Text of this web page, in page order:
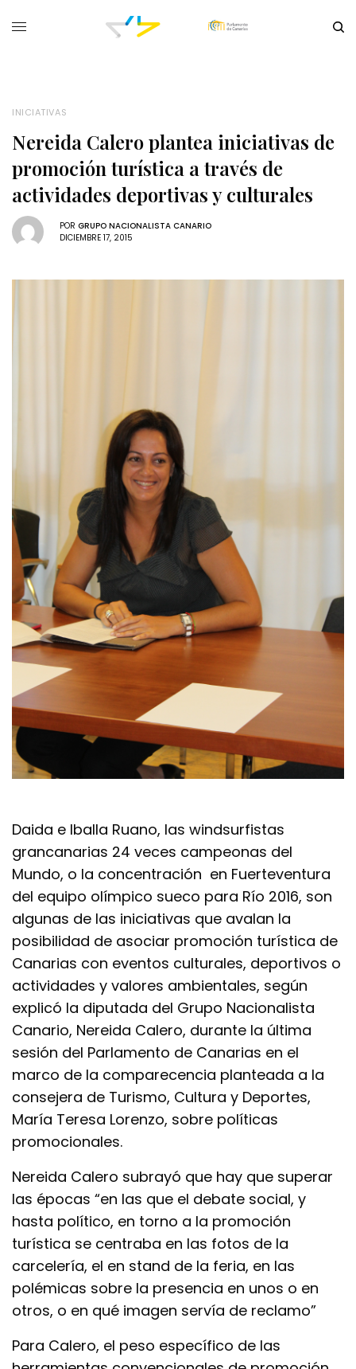
INICIATIVAS
Nereida Calero plantea iniciativas de
promoción turística a través de
actividades deportivas y culturales
POR GRUPO NACIONALISTA CANARIO
DICIEMBRE 17, 2015
Daida e Iballa Ruano, las windsurfistas
grancanarias 24 veces campeonas del
Mundo, o la concentración en Fuerteventura
del equipo olímpico sueco para Río 2016, son
algunas de las iniciativas que avalan la
posibilidad de asociar promoción turística de
Canarias con eventos culturales, deportivos o
actividades y valores ambientales, según
explicó la diputada del Grupo Nacionalista
Canario, Nereida Calero, durante la última
sesión del Parlamento de Canarias en el
marco de la comparecencia planteada a la
consejera de Turismo, Cultura y Deportes,
María Teresa Lorenzo, sobre políticas
promocionales.
Nereida Calero subrayó que hay que superar
las épocas “en las que el debate social, y
hasta político, en torno a la promoción
turística se centraba en las fotos de la
carcelería, el en stand de la feria, en las
polémicas sobre la presencia en unos o en
otros, o en qué imagen servía de reclamo”
Para Calero, el peso específico de las